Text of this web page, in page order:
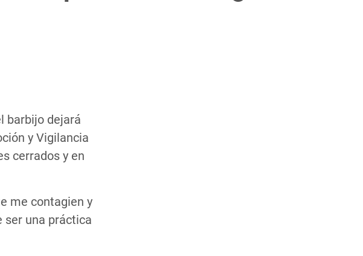
barbijo dejará
y Vigilancia
cerrados y en
me contagien y
ser una práctica